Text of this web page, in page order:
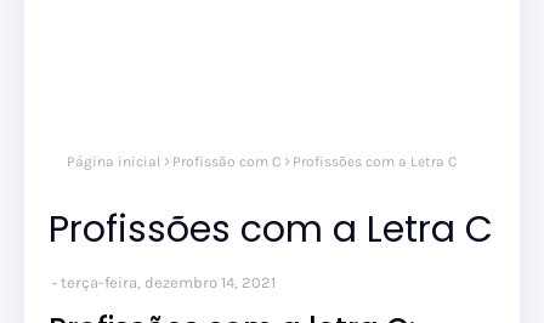
Página inicial Profissão com C Profissões com a Letra C
Profissões com a Letra C
terça-feira, dezembro 14, 2021